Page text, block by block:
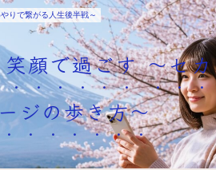
やりで繋がる人生後半戦～
顔で過ごす ～セカ
ジの歩き方～